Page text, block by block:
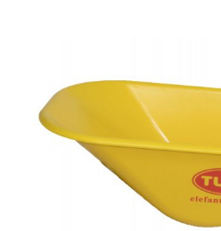
Piese de schimb vehicule electrice
Scutere electrice
Scutere pe benzina
Tricicluri cargo fara permis